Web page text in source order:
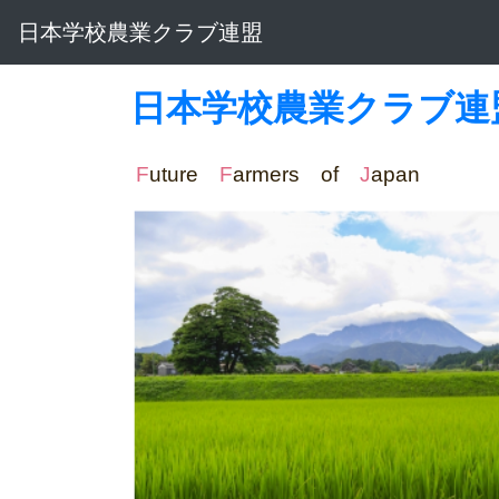
日本学校農業クラブ連盟
日本学校農業クラブ連
Future Farmers of J